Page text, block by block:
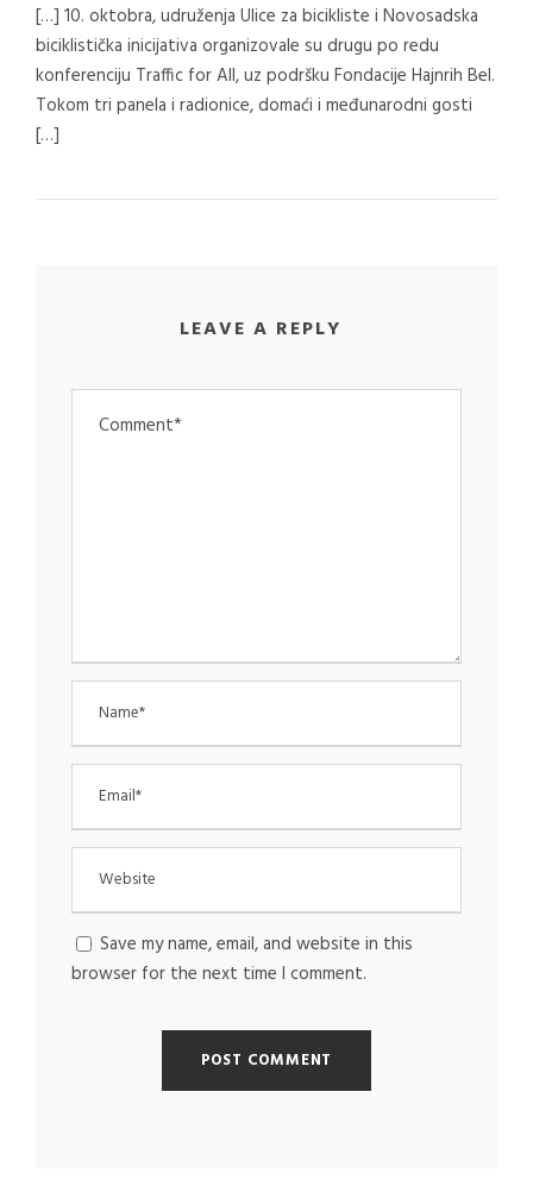
[…] 10. oktobra, udruženja Ulice za bicikliste i Novosadska
biciklistička inicijativa organizovale su drugu po redu
konferenciju Traffic for All, uz podršku Fondacije Hajnrih Bel.
Tokom tri panela i radionice, domaći i međunarodni gosti
[…]
LEAVE A REPLY
Save my name, email, and website in this
browser for the next time I comment.